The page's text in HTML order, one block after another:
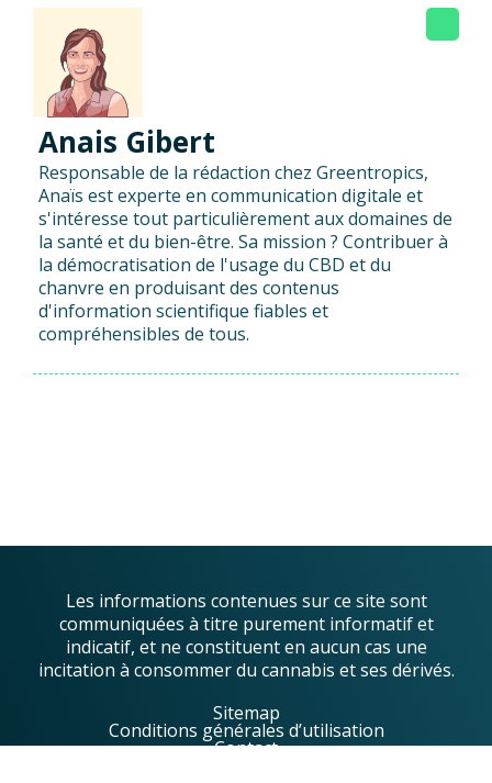
Anais Gibert
Responsable de la rédaction chez Greentropics,
Anaïs est experte en communication digitale et
s'intéresse tout particulièrement aux domaines de
la santé et du bien-être. Sa mission ? Contribuer à
la démocratisation de l'usage du CBD et du
chanvre en produisant des contenus
d'information scientifique fiables et
compréhensibles de tous.
Les informations contenues sur ce site sont
communiquées à titre purement informatif et
indicatif, et ne constituent en aucun cas une
incitation à consommer du cannabis et ses dérivés.
Sitemap
Conditions générales d’utilisation
Contact